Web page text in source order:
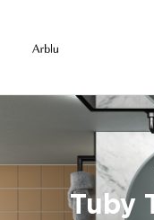
Tuby